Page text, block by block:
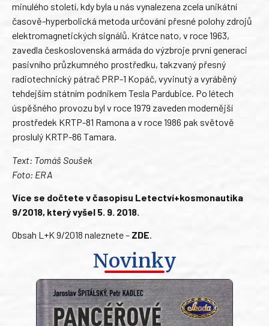
minulého století, kdy byla u nás vynalezena zcela unikátní
časově-hyperbolická metoda určování přesné polohy zdrojů
elektromagnetických signálů. Krátce nato, v roce 1963,
zavedla československá armáda do výzbroje první generaci
pasivního průzkumného prostředku, takzvaný přesný
radiotechnický pátrač PRP-1 Kopáč, vyvinutý a vyráběný
tehdejším státním podnikem Tesla Pardubice. Po létech
úspěšného provozu byl v roce 1979 zaveden modernější
prostředek KRTP-81 Ramona a v roce 1986 pak světově
proslulý KRTP-86 Tamara.
Text: Tomáš Soušek
Foto: ERA
Více se dočtete v časopisu Letectví+kosmonautika
9/2018, který vyšel 5. 9. 2018.
Obsah L+K 9/2018 naleznete – ZDE.
Novinky